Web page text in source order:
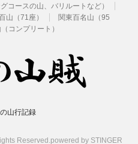
コースの山、バリルートなど）
山（71座）
関東百名山（95
コンプリート）
山行記録
Reserved.powered by STINGER